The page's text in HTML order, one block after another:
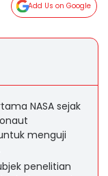
Add Us on Google
NASA sejak
menguji
penelitian